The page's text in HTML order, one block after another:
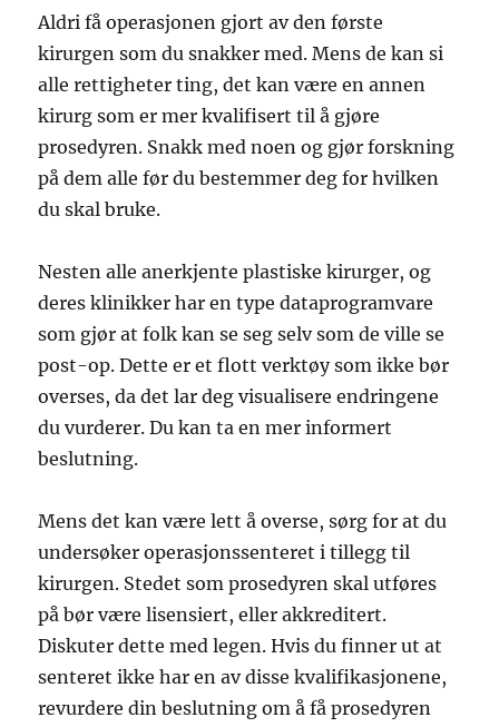
Aldri få operasjonen gjort av den første
kirurgen som du snakker med. Mens de kan si
alle rettigheter ting, det kan være en annen
kirurg som er mer kvalifisert til å gjøre
prosedyren. Snakk med noen og gjør forskning
på dem alle før du bestemmer deg for hvilken
du skal bruke.
Nesten alle anerkjente plastiske kirurger, og
deres klinikker har en type dataprogramvare
som gjør at folk kan se seg selv som de ville se
post-op. Dette er et flott verktøy som ikke bør
overses, da det lar deg visualisere endringene
du vurderer. Du kan ta en mer informert
beslutning.
Mens det kan være lett å overse, sørg for at du
undersøker operasjonssenteret i tillegg til
kirurgen. Stedet som prosedyren skal utføres
på bør være lisensiert, eller akkreditert.
Diskuter dette med legen. Hvis du finner ut at
senteret ikke har en av disse kvalifikasjonene,
revurdere din beslutning om å få prosedyren